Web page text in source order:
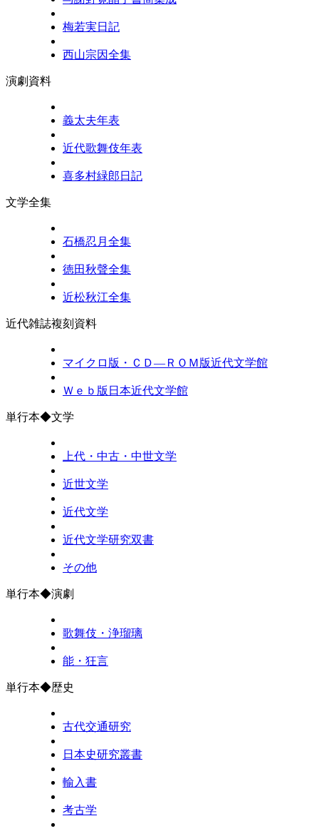
梅若実日記
西山宗因全集
演劇資料
義太夫年表
近代歌舞伎年表
喜多村緑郎日記
文学全集
石橋忍月全集
徳田秋聲全集
近松秋江全集
近代雑誌複刻資料
マイクロ版・ＣＤ―ＲＯＭ版近代文学館
Ｗｅｂ版日本近代文学館
単行本◆文学
上代・中古・中世文学
近世文学
近代文学
近代文学研究双書
その他
単行本◆演劇
歌舞伎・浄瑠璃
能・狂言
単行本◆歴史
古代交通研究
日本史研究叢書
輸入書
考古学